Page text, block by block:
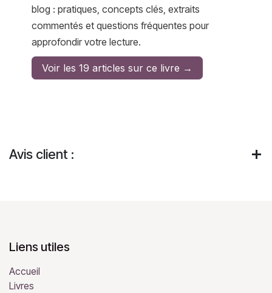
blog : pratiques, concepts clés, extraits
commentés et questions fréquentes pour
approfondir votre lecture.
Voir les 19 articles sur ce livre →
Avis client :
Liens utiles
Accueil
Livres